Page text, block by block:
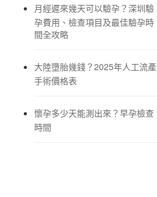
月經遲來幾天可以驗孕？深圳驗
孕費用、檢查項目及最佳驗孕時
間全攻略
大陸墮胎幾錢？2025年人工流產
手術價格表
懷孕多少天能測出來？早孕檢查
時間